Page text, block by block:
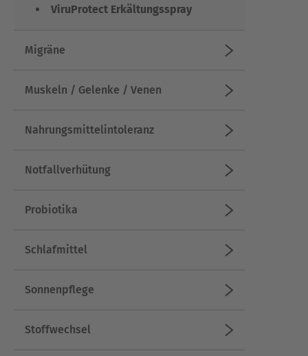
ViruProtect Erkältungsspray
Migräne
Muskeln / Gelenke / Venen
Nahrungsmittelintoleranz
Notfallverhütung
Probiotika
Schlafmittel
Sonnenpflege
Stoffwechsel